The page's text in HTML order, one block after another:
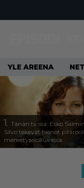
YLE AREENA
1. Tänän tv:ssä: Esko
Silvo tekevät hienot
menestyselokuvassa